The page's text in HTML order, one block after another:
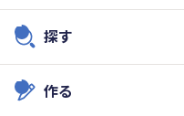
探す
作る